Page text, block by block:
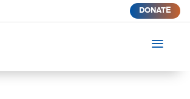
DONATE
a